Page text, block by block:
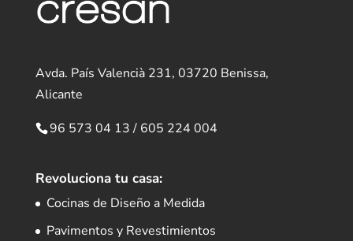
Avda. País Valencià 231, 03720 Benissa,
Alicante
96 573 04 13/ 605 224 004
Revoluciona tu casa:
Cocinas de Diseño a Medida
Pavimentos y Revestimientos